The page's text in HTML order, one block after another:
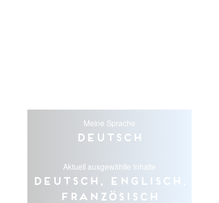
Meine Sprache
Deutsch
Aktuell ausgewählte Inhalte
Deutsch, Englisch,
Französisch